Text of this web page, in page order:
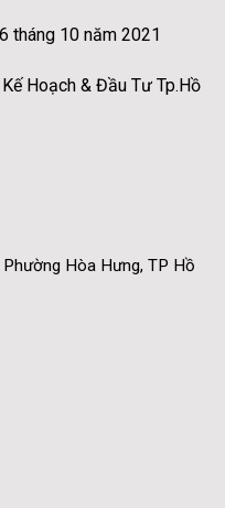
tháng 10 năm 2021
Hoạch & Đầu Tư Tp.Hồ
Hòa Hưng, TP Hồ